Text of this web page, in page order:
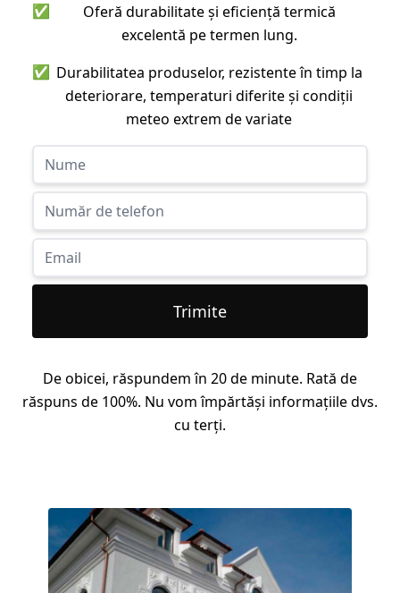
✅
Oferă durabilitate și eficiență termică
excelentă pe termen lung.
✅ Durabilitatea produselor, rezistente în timp la
deteriorare, temperaturi diferite și condiții
meteo extrem de variate
Trimite
De obicei, răspundem în 20 de minute. Rată de
răspuns de 100%. Nu vom împărtăși informațiile dvs.
cu terți.